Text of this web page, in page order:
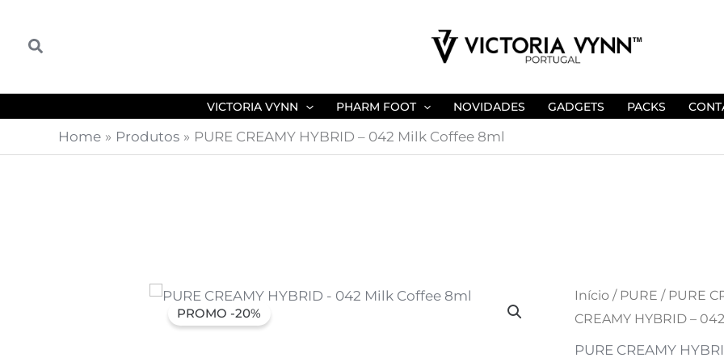
Search
VICTORIA VYNN PHARM FOOT NOVIDADES GADGETS PACKS
Home Produtos PURE CREAMY HYBRID – 042 Milk Coffee 8ml
PROMO -20%
Início/ PURE / PURE
CREAMY HYBRID –
PURE CREAMY
O
preço
O
preço
Quantidade
de
PURE